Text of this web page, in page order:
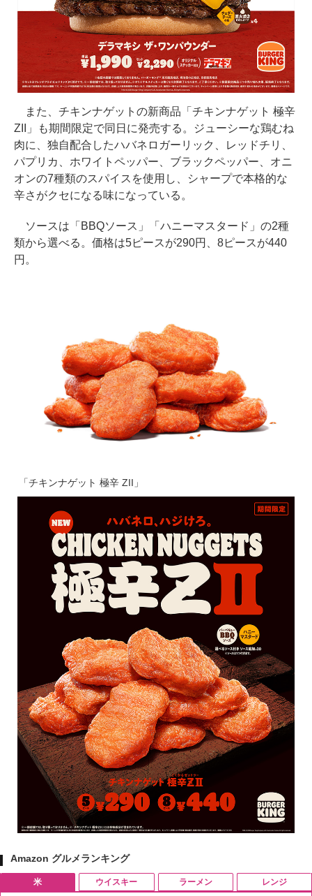
また、チキンナゲットの新商品「チキンナゲット 極辛
ZII」も期間限定で同日に発売する。ジューシーな鶏むね
肉に、独自配合したハバネロガーリック、レッドチリ、
パプリカ、ホワイトペッパー、ブラックペッパー、オニ
オンの7種類のスパイスを使用し、シャープで本格的な
辛さがクセになる味になっている。
ソースは「BBQソース」「ハニーマスタード」の2種
類から選べる。価格は5ピースが290円、8ピースが440
円。
「チキンナゲット 極辛 ZII」
Amazon グルメランキング
米 ウイスキー ラーメン レンジ